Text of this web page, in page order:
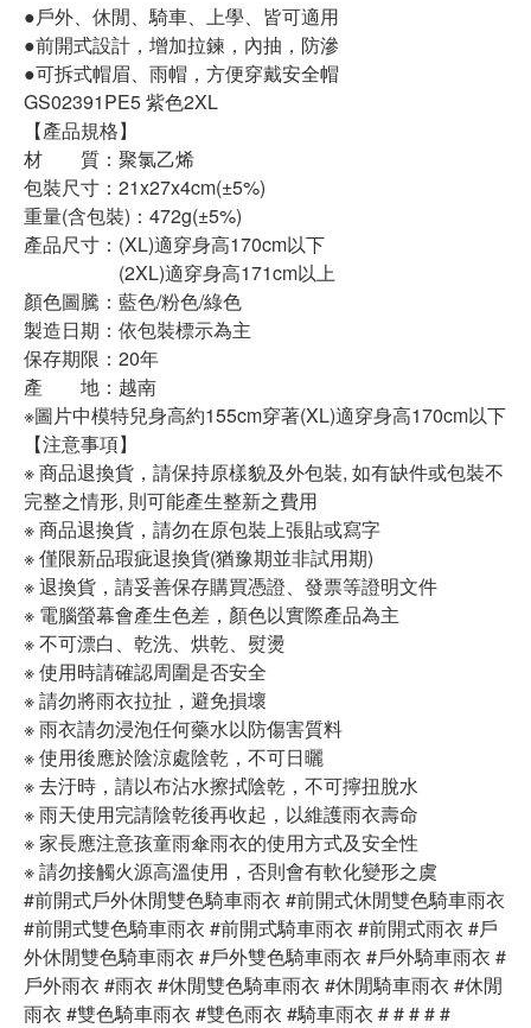
●戶外、休閒、騎車、上學、皆可適用
●前開式設計，增加拉鍊，內抽，防滲
●可拆式帽眉、雨帽，方便穿戴安全帽
GS02391PE5 紫色2XL
【產品規格】
材 質：聚氯乙烯
包裝尺寸：21x27x4cm(±5%)
重量(含包裝)：472g(±5%)
產品尺寸：(XL)適穿身高170cm以下
(2XL)適穿身高171cm以上
顏色圖騰：藍色/粉色/綠色
製造日期：依包裝標示為主
保存期限：20年
產 地：越南
※圖片中模特兒身高約155cm穿著(XL)適穿身高170cm以下
【注意事項】
※ 商品退換貨，請保持原樣貌及外包裝, 如有缺件或包裝不
完整之情形, 則可能產生整新之費用
※ 商品退換貨，請勿在原包裝上張貼或寫字
※ 僅限新品瑕疵退換貨(猶豫期並非試用期)
※ 退換貨，請妥善保存購買憑證、發票等證明文件
※ 電腦螢幕會產生色差，顏色以實際產品為主
※ 不可漂白、乾洗、烘乾、熨燙
※ 使用時請確認周圍是否安全
※ 請勿將雨衣拉扯，避免損壞
※ 雨衣請勿浸泡任何藥水以防傷害質料
※ 使用後應於陰涼處陰乾，不可日曬
※ 去汙時，請以布沾水擦拭陰乾，不可擰扭脫水
※ 雨天使用完請陰乾後再收起，以維護雨衣壽命
※ 家長應注意孩童雨傘雨衣的使用方式及安全性
※ 請勿接觸火源高溫使用，否則會有軟化變形之虞
#前開式戶外休閒雙色騎車雨衣 #前開式休閒雙色騎車雨衣
#前開式雙色騎車雨衣 #前開式騎車雨衣 #前開式雨衣 #戶
外休閒雙色騎車雨衣 #戶外雙色騎車雨衣 #戶外騎車雨衣 #
戶外雨衣 #雨衣 #休閒雙色騎車雨衣 #休閒騎車雨衣 #休閒
雨衣 #雙色騎車雨衣 #雙色雨衣 #騎車雨衣 # # # # #